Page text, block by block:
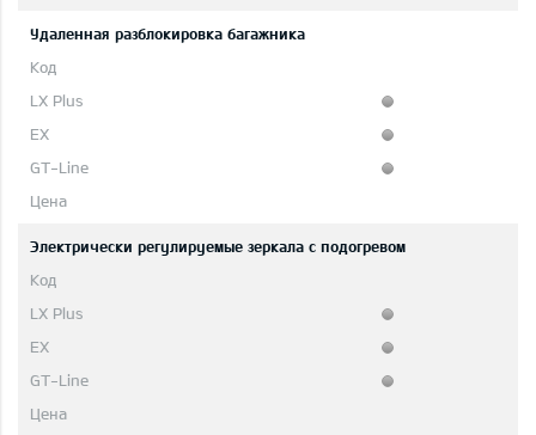
Удаленная разблокировка багажника
Электрически регулируемые зеркала с подогревом